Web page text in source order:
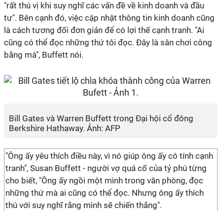
"rất thú vị khi suy nghĩ các vấn đề về kinh doanh và đầu
tư". Bên cạnh đó, việc cập nhật thông tin kinh doanh cũng
là cách tương đối đơn giản để có lợi thế cạnh tranh. "Ai
cũng có thể đọc những thứ tôi đọc. Đây là sân chơi công
bằng mà", Buffett nói.
Bill Gates và Warren Buffett trong Đại hội cổ đông
Berkshire Hathaway. Ảnh: AFP
"Ông ấy yêu thích điều này, vì nó giúp ông ấy có tính cạnh
tranh", Susan Buffett - người vợ quá cố của tỷ phú từng
cho biết, "Ông ấy ngồi một mình trong văn phòng, đọc
những thứ mà ai cũng có thể đọc. Nhưng ông ấy thích
thú với suy nghĩ rằng mình sẽ chiến thắng".